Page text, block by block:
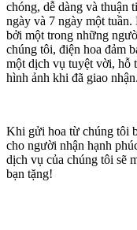
chóng, dễ dàng và thuận
ngày và 7 ngày một tuần.
bởi một trong những
chúng tôi, điện hoa đảm
một dịch vụ tuyệt vời, hỗ
hình ảnh khi đã giao nhận.
Khi gửi hoa từ chúng tôi
cho người nhận hạnh
dịch vụ của chúng tôi sẽ
bạn tặng!